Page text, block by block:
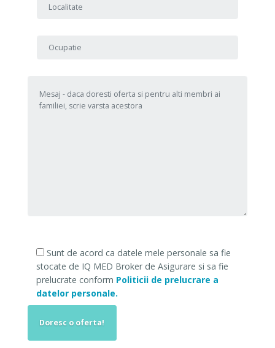
Sunt de acord ca datele mele personale sa fie
stocate de IQ MED Broker de Asigurare si sa fie
prelucrate conform Politicii de prelucrare a
datelor personale.